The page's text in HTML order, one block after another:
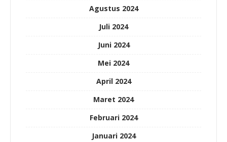
Agustus 2024
Juli 2024
Juni 2024
Mei 2024
April 2024
Maret 2024
Februari 2024
Januari 2024